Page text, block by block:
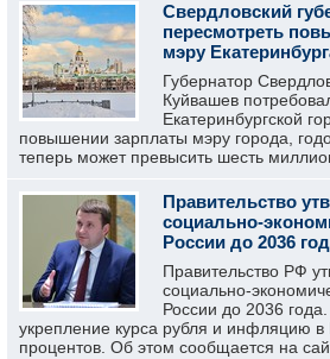
Свердловский
пересмотреть
мэру
Губернатор
Куйвашев
Екатеринбургской
повышении зарплаты мэру города,
теперь может превысить шесть
Правительство
социально-
России до 2036
Правительство РФ
социально-
России до 2036
укрепление курса рубля и инфляцию в
процентов. Об этом сообщается на